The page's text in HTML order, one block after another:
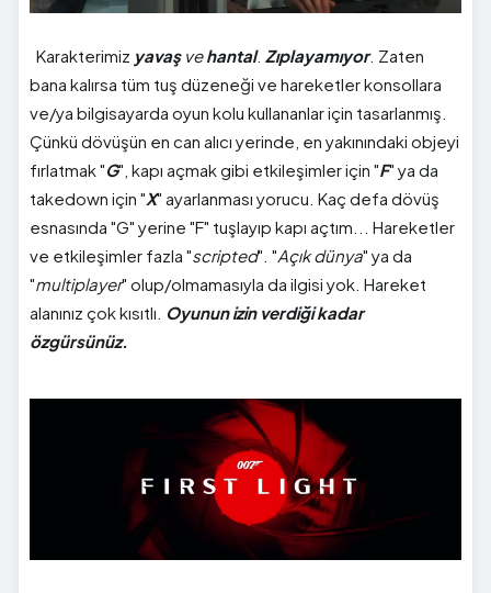
Karakterimiz yavaş vehantal. Zıplayamıyor. Zaten
bana kalırsa tüm tuş düzeneği ve hareketler konsollara
ve/ya bilgisayarda oyun kolu kullananlar için tasarlanmış.
Çünkü dövüşün en can alıcı yerinde, en yakınındaki objeyi
fırlatmak "G", kapı açmak gibi etkileşimler için "F" ya da
takedown için "X" ayarlanması yorucu. Kaç defa dövüş
esnasında "G" yerine "F" tuşlayıp kapı açtım... Hareketler
ve etkileşimler fazla "scripted". "Açık dünya" ya da
"multiplayer" olup/olmamasıyla da ilgisi yok. Hareket
alanınız çok kısıtlı. Oyunun izin verdiği kadar
özgürsünüz.